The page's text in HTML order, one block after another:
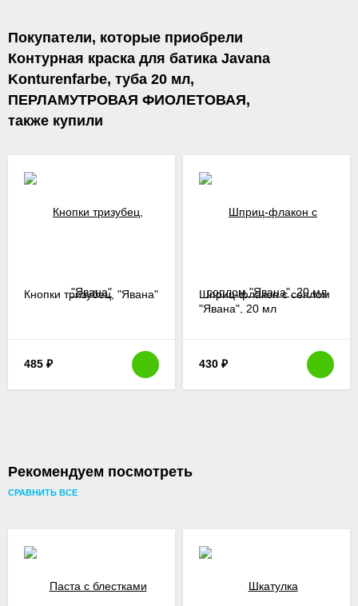
Покупатели, которые приобрели
Контурная краска для батика Javana
Konturenfarbe, туба 20 мл,
ПЕРЛАМУТРОВАЯ ФИОЛЕТОВАЯ,
также купили
Кнопки тризубец, "Явана"
485 ₽
Шприц-флакон с соплом
"Явана", 20 мл
430 ₽
Рекомендуем посмотреть
СРАВНИТЬ ВСЕ